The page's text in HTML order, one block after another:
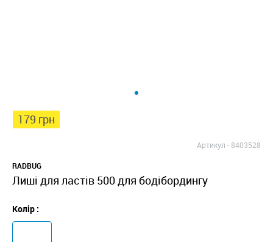
179 грн
Артикул -8403528
RADBUG
Лиші для ластів 500 для бодібордингу
Колір :